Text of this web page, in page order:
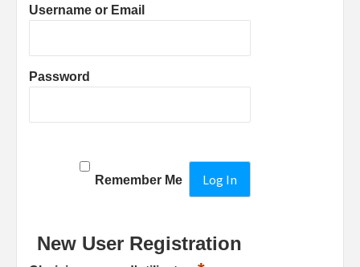
Username or Email
Password
Remember Me
New User Registration